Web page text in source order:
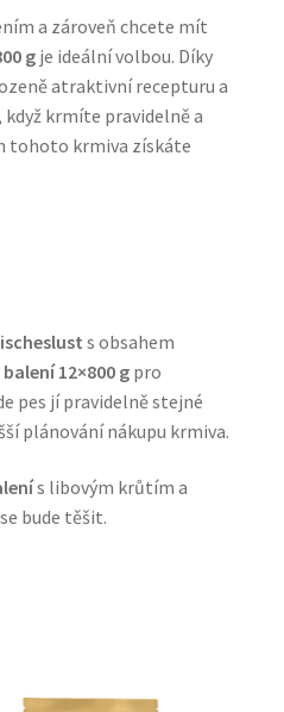
a zároveň chcete mít
gje ideální volbou. Díky
atraktivní recepturu a
když krmíte pravidelně a
tohoto krmiva získáte
s obsahem
12×800 gpro
pes jí pravidelně stejné
plánování nákupu krmiva.
s libovým krůtím a
bude těšit.